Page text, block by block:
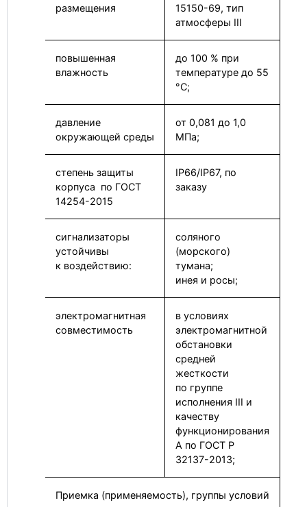
размещения
15150-69, тип
атмосферы III
повышенная
влажность
до 100 % при
температуре до 55
°С;
давление
окружающей среды
от 0,081 до 1,0
МПа;
степень защиты
корпуса по ГОСТ
14254-2015
IP66/IP67, по
заказу
сигнализаторы
устойчивы
к воздействию:
соляного
(морского)
тумана;
инея и росы;
электромагнитная
совместимость
в условиях
электромагнитной
обстановки
средней
жесткости
по группе
исполнения III и
качеству
функционирования
А по ГОСТ Р
32137-2013;
Приемка (применяемость), группы условий